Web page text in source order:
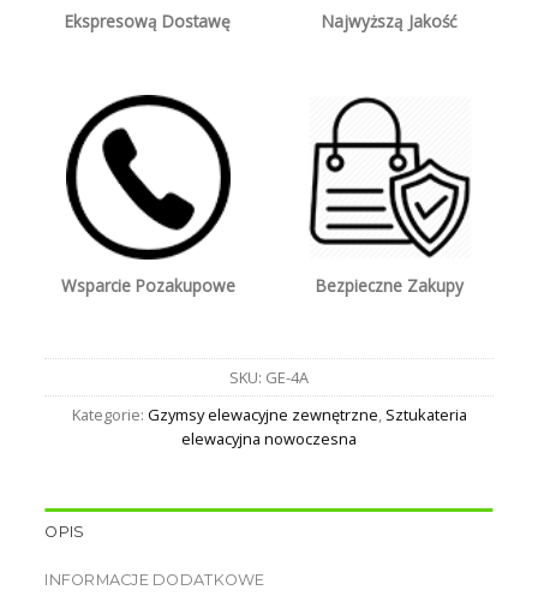
Ekspresową Dostawę Najwyższą Jakość
Wsparcie Pozakupowe Bezpieczne Zakupy
SKU: GE-4A
Kategorie: Gzymsy elewacyjne zewnętrzne, Sztukateria
elewacyjna nowoczesna
OPIS
INFORMACJE DODATKOWE